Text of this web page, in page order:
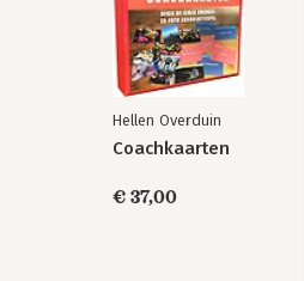
27001 82
Systeem 83
weg 89
99
Hellen Overduin
Coachkaarten
€ 37,00